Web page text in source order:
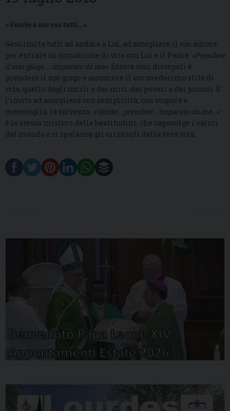
«Venite a me voi tutti…».
Gesù invita tutti ad andare a Lui, ad accogliere il suo amore
per entrare in comunione di vita con Lui e il Padre. «Prendete
il mio giogo … imparate da me». Essere suoi discepoli è
prendere il suo giogo e assumere il suo medesimo stile di
vita, quello degli umili e dei miti, dei poveri e dei piccoli. È
l’invito ad accogliere con semplicità, con stupore e
meraviglia, la salvezza. «Venite… prendete… imparate da me…»:
è lo stesso mistero delle beatitudini, che capovolge i valori
del mondo e ci spalanca gli orizzonti della vera vita.